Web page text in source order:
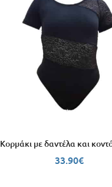
Κορμάκι με δαντέλα και
33.90€